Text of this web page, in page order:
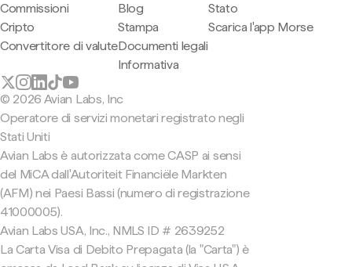
Commissioni
Cripto
Convertitore di valute
Blog
Stampa
Documenti legali
Informativa
Stato
Scarica l'app Morse
© 2026 Avian Labs, Inc
Operatore di servizi monetari registrato negli
Stati Uniti
Avian Labs è autorizzata come CASP ai sensi
del MiCA dall'Autoriteit Financiële Markten
(AFM) nei Paesi Bassi (numero di registrazione
41000005).
Avian Labs USA, Inc., NMLS ID # 2639252
La Carta Visa di Debito Prepagata (la "Carta") è